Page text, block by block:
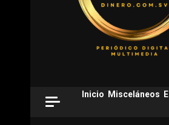
Inicio Misceláneos